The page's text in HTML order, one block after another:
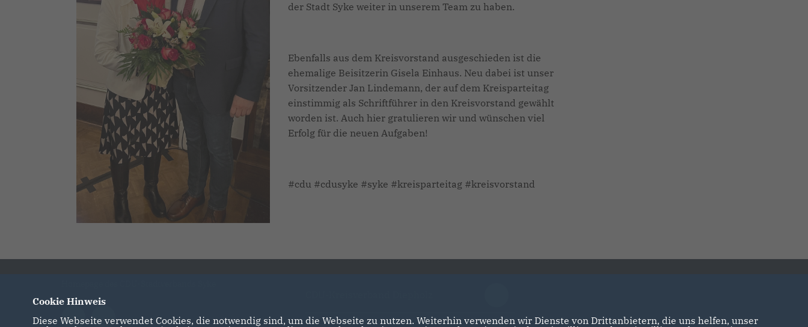
der Stadt Syke weiter in unserem Team zu haben.
Ebenfalls aus dem Kreisvorstand ausgeschieden ist die
ehemalige Beisitzerin Gisela Einhaus. Neu dabei ist unser
Vorsitzender Jan Lindemann, der auf dem Kreisparteitag
einstimmig als Schriftführer in den Kreisvorstand gewählt
worden ist. Auch hier gratulieren wir und wünschen viel
Erfolg für die neuen Aufgaben!
#cdu #cdusyke #syke #kreisparteitag #kreisvorstand
Cookie Hinweis
Diese Webseite verwendet Cookies, die notwendig sind, um die Webseite zu nutzen. Weiterhin verwenden wir Dienste von Drittanbietern, die uns helfen, unser